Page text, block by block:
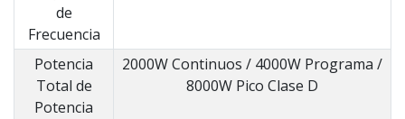
de
Frecuencia
Potencia
Total de
Potencia
2000W Continuos / 4000W Programa /
8000W Pico Clase D